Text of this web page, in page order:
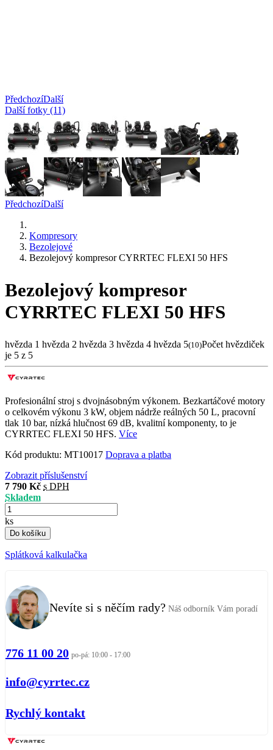
PředchozíDalší
Další fotky (11)
PředchozíDalší
Kompresory
Bezolejové
Bezolejový kompresor CYRRTEC FLEXI 50 HFS
Bezolejový kompresor
CYRRTEC FLEXI 50 HFS
hvězda 1 hvězda 2 hvězda 3 hvězda 4 hvězda 5(10)Počet hvězdiček
je 5 z 5
Profesionální stroj s dvojnásobným výkonem. Bezkartáčové motory
o celkovém výkonu 3 kW, objem nádrže reálných 50 L, pracovní
tlak 10 bar, nízká hlučnost 69 dB, kvalitní komponenty, to je
CYRRTEC FLEXI 50 HFS. Více
Kód produktu: MT10017 Doprava a platba
Zobrazit příslušenství
7 790 Kč s DPH
Skladem
ks
Do košíku
Splátková kalkulačka
Nevíte si s něčím rady? Náš odborník Vám poradí
776 11 00 20 po-pá: 10:00 - 17:00
info@cyrrtec.cz
Rychlý kontakt